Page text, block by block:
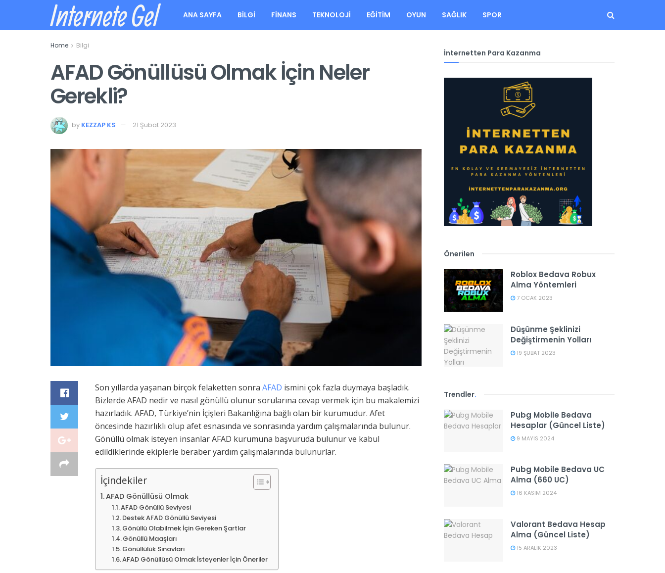
Internete Gel ANA SAYFA BILGI FINANS TEKNOLOJI EĞITIM OYUN SAĞLIK SPOR
Home Bilgi
AFAD Gönüllüsü Olmak İçin Neler
Gerekli?
by KEZZAP KS 21 Şubat 2023
Son yıllarda yaşanan birçok felaketten sonra AFAD ismini çok fazla duymaya başladık.
Bizlerde AFAD nedir ve nasıl gönüllü olunur sorularına cevap vermek için bu makalemizi
hazırladık. AFAD, Türkiye’nin İçişleri Bakanlığına bağlı olan bir kurumudur. Afet
öncesinde hazırlıklı olup afet esnasında ve sonrasında yardım çalışmalarında bulunur.
Gönüllü olmak isteyen insanlar AFAD kurumuna başvuruda bulunur ve kabul
edildiklerinde ekiplerle beraber yardım çalışmalarında bulunurlar.
İçindekiler
AFAD Gönüllüsü Olmak
AFAD Gönüllü Seviyesi
Destek AFAD Gönüllü Seviyesi
Gönüllü Olabilmek İçin Gereken Şartlar
Gönüllü Maaşları
Gönüllülük Sınavları
AFAD Gönüllüsü Olmak İsteyenler İçin Öneriler
İnternetten Para Kazanma
Önerilen
Roblox Bedava Robux
Alma Yöntemleri
7 OCAK 2023
Düşünme Şeklinizi
Değiştirmenin Yolları
19 ŞUBAT 2023
Trendler.
Pubg Mobile Bedava
Hesaplar (Güncel Liste)
9 MAYIS 2024
Pubg Mobile Bedava UC
Alma (660 UC)
16 KASIM 2024
Valorant Bedava Hesap
Alma (Güncel Liste)
15 ARALIK 2023